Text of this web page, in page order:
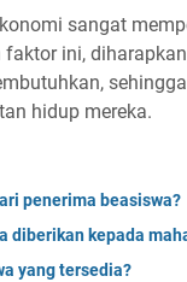
sangat
ini,
hidup mereka.
penerima beasiswa?
diberikan kepada
yang tersedia?